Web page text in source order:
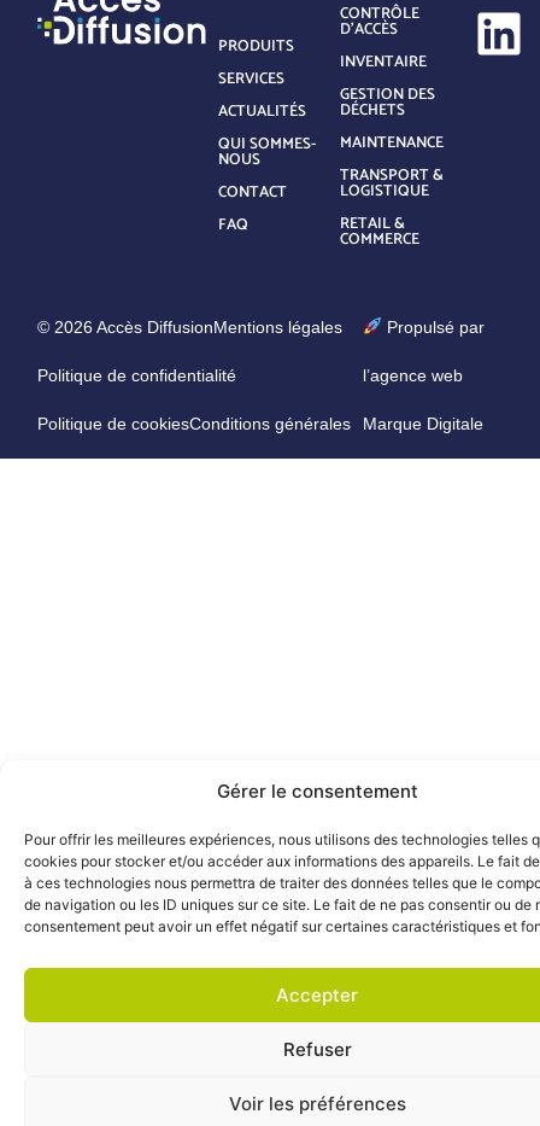
Gérer le consentement
Pour offrir les meilleures expériences, nous utilisons des technologies telles
cookies pour stocker et/ou accéder aux informations des appareils. Le fait
à ces technologies nous permettra de traiter des données telles que le
de navigation ou les ID uniques sur ce site. Le fait de ne pas consentir ou de
consentement peut avoir un effet négatif sur certaines caractéristiques et
Accepter
Refuser
Voir les préférences
PRODUITS
SERVICES
ACTUALITÉS
QUI SOMMES-
NOUS
CONTACT
FAQ
CONTRÔLE
D’ACCÈS
INVENTAIRE
GESTION DES
DÉCHETS
MAINTENANCE
TRANSPORT &
LOGISTIQUE
RETAIL &
COMMERCE
© 2026 Accès DiffusionMentions légales
Politique de confidentialité
Politique de cookiesConditions générales
Propulsé par
l’agence web
Marque Digitale